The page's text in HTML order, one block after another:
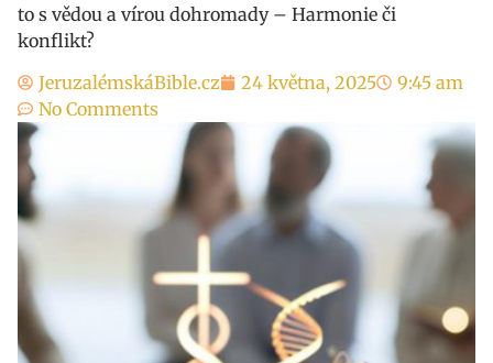
to s vědou a vírou dohromady – Harmonie či
konflikt?
JeruzalémskáBible.cz
24 května, 2025
9:45 am
No Comments